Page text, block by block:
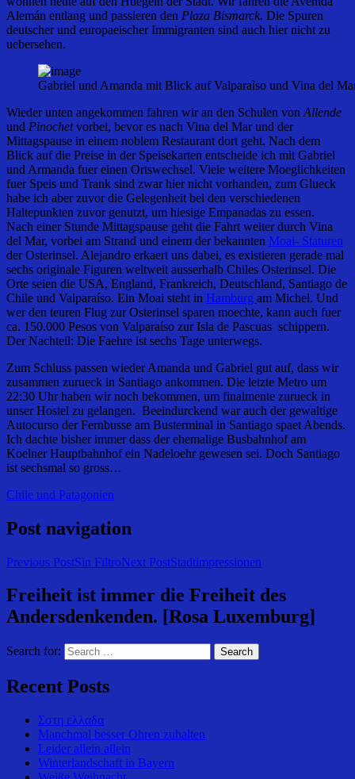
Alemán entlang und passieren den Plaza Bismarck. Die Spuren
deutscher und europaeischer Immigranten sind auch hier nicht zu
uebersehen.
Gabriel und Amanda mit Blick auf Valparaìso und Vina del
Wieder unten angekommen fahren wir an den Schulen von Allende
und Pinochetvorbei, bevor es nach Vina del Mar und der
Mittagspause in einem noblem Restaurant dort geht. Nach dem
Blick auf die Preise in der Speisekarten entscheide ich mit Gabriel
und Armanda fuer einen Ortswechsel. Viele weitere Moeglichkeiten
fuer Speis und Trank sind zwar hier nicht vorhanden, zum Glueck
habe ich aber zuvor die Gelegenheit bei den verschiedenen
Haltepunkten zuvor genutzt, um hiesige Empanadas zu essen.
Nach einer Stunde Mittagspause geht die Fahrt weiter durch Vina
del Mar, vorbei am Strand und einem der bekannten Moai- Staturen
der Osterinsel. Alejandro erkaert uns dabei, es existieren gerade mal
sechs originale Figuren weltweit ausserhalb Chiles Osterinsel. Die
Orte seien die USA, England, Frankreich, Deutschland, Santiago de
Chile und Valparaíso. Ein Moai steht in Hamburg am Michel. Und
wer den teuren Flug zur Osterinsel sparen moechte, kann auch fuer
ca. 150.000 Pesos von Valparaíso zur Isla de Pascuas schippern.
Der Nachteil: Die Faehre ist sechs Tage unterwegs.
Zum Schluss passen wieder Amanda und Gabriel gut auf, dass wir
zusammen zurueck in Santiago ankommen. Die letzte Metro um
22:30 Uhr haben wir noch bekommen, um finalmente zurueck in
unser Hostel zu gelangen. Beeindurckend war auch der gewaltige
Autocurso der Fernbusse am Busterminal in Santiago spaet Abends.
Ich dachte bisher immer dass der ehemalige Busbahnhof am
Koelner Hauptbahnhof ein Nadeloehr gewesen sei. Doch Santiago
ist sechsmal so gross…
Chile und Patagonien
Post navigation
Previous PostSin FiltroNext PostStadtimpressionen
Freiheit ist immer die Freiheit des
Andersdenkenden. [Rosa Luxemburg]
Search for:
Recent Posts
Σστη ελλαδα
Manchmal besser Ohren zuhalten
Leider allein allein
Winterlandschaft in Bayern